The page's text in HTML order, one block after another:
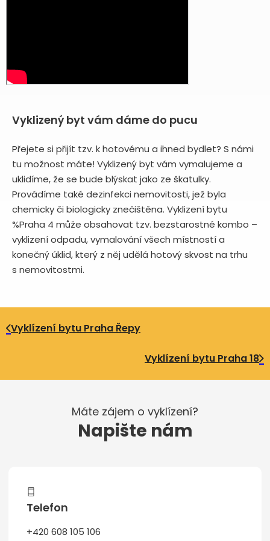
Vyklizený byt vám dáme do pucu
Přejete si přijít tzv. k hotovému a ihned bydlet? S námi
tu možnost máte! Vyklizený byt vám vymalujeme a
uklidíme, že se bude blýskat jako ze škatulky.
Provádíme také dezinfekci nemovitosti, jež byla
chemicky či biologicky znečištěna. Vyklizení bytu
%Praha 4 může obsahovat tzv. bezstarostné kombo –
vyklizení odpadu, vymalování všech místností a
konečný úklid, který z něj udělá hotový skvost na trhu
s nemovitostmi.
Vyklízení bytu Praha Řepy
Vyklízení bytu Praha 18
Máte zájem o vyklízení?
Napište nám
Telefon
+420 608 105 106